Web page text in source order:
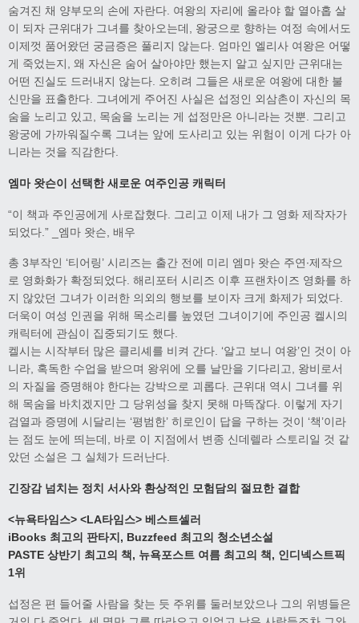
숨겨진 채 양부모의 손에 자란다. 여왕의 자리에 올라야 할 열아홉 살
이 되자 근위대가 그녀를 찾아오는데, 왕궁으로 향하는 여정 속에서도
이제껏 품어왔던 궁금증은 풀리지 않는다. 엄마인 엘리사 여왕은 어떻
게 죽었는지, 왜 자신은 숨어 살아야만 했는지 알고 싶지만 근위대는
어떤 진실도 드러내지 않는다. 오히려 그들은 새로운 여왕에 대한 불
신만을 표출한다. 그녀에게 주어진 사실은 섭정인 외삼촌이 자신의 목
숨을 노리고 있고, 목숨을 노리는 게 섭정만은 아니라는 것뿐. 그리고
왕궁에 가까워질수록 그녀는 앞에 도사리고 있는 위험이 이게 다가 아
니라는 것을 직감한다.
엠마 왓슨이 선택한 새로운 여주인공 캐릭터
“이 책과 주인공에게 사로잡혔다. 그리고 이제 내가 그 영화 제작자가
되었다.” _엠마 왓슨, 배우
총 3부작인 ‘티어링’ 시리즈는 출간 전에 미리 엠마 왓슨 주연·제작으
로 영화화가 확정되었다. 해리포터 시리즈 이후 프랜차이즈 영화를 하
지 않았던 그녀가 이러한 의외의 행보를 보이자 크게 화제가 되었다.
더욱이 여성 인권을 위해 목소리를 높였던 그녀이기에 주인공 켈시의
캐릭터에 관심이 집중되기도 했다.
켈시는 시작부터 많은 클리셰를 비켜 간다. ‘알고 보니 여왕’인 것이 아
니라, 혹독한 수업을 받으며 왕위에 오를 날만을 기다리고, 왕비로서
의 자질을 증명해야 한다는 강박으로 괴롭다. 근위대 역시 그녀를 위
해 목숨을 바치겠지만 그 당위성을 찾지 못해 마뜩잖다. 이렇게 자기
검열과 증명에 시달리는 ‘평범한’ 히로인이 답을 구하는 것이 ‘책’이라
는 점도 눈에 띄는데, 바로 이 지점에서 변종 신데렐라 스토리일 것 같
았던 소설은 그 실체가 드러난다.
긴장감 넘치는 정치 서사와 환상적인 모험담의 절묘한 결합
<뉴욕타임스> <LA타임스> 베스트셀러
iBooks 최고의 판타지 , Buzzfeed 최고의 청소년소설
PASTE 상반기 최고의 책, 뉴욕포스트 여름 최고의 책, 인디넥스트픽
1위
섭정은 편 들어줄 사람을 찾는 듯 주위를 둘러보았으나 그의 위병들은